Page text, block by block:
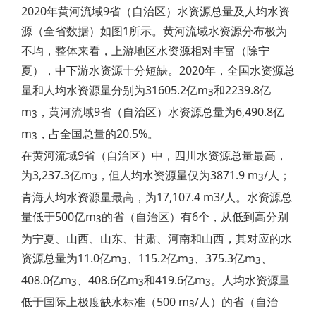
2020年黄河流域9省（自治区）水资源总量及人均水资
源（全省数据）如图1所示。黄河流域水资源分布极为
不均，整体来看，上游地区水资源相对丰富（除宁
夏），中下游水资源十分短缺。2020年，全国水资源总
量和人均水资源量分别为31605.2亿m3和2239.8亿
m3 ，黄河流域9省（自治区）水资源总量为6,490.8亿
m3 ，占全国总量的20.5%。
在黄河流域9省（自治区）中，四川水资源总量最高，
为3,237.3亿m3 ，但人均水资源量仅为3871.9 m3/人；
青海人均水资源量最高，为17,107.4 m3/人。水资源总
量低于500亿m3的省（自治区）有6个，从低到高分别
为宁夏、山西、山东、甘肃、河南和山西，其对应的水
资源总量为11.0亿m3、115.2亿m3、375.3亿m3、
408.0亿m3、408.6亿m3和419.6亿m3。人均水资源量
低于国际上极度缺水标准（500 m3/人）的省（自治